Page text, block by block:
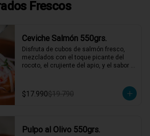
Frescos
Ceviche Salmón 550grs.
Disfruta de cubos de salmón fresco,
mezclados con el toque picante del
rocoto, el crujiente del apio, y el sabor
nuestra leche de tigre, que le da ese
punch perfecto. ¡Ideal para esos
hasta 4 picotean!
$17.990$19.790
Pulpo al Olivo 550grs.